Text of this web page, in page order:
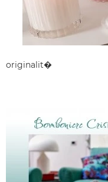
originalit�